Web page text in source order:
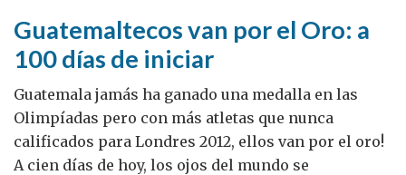
Guatemaltecos van por el Oro: a
100 días de iniciar
Guatemala jamás ha ganado una medalla en las
Olimpíadas pero con más atletas que nunca
calificados para Londres 2012, ellos van por el oro!
A cien días de hoy, los ojos del mundo se